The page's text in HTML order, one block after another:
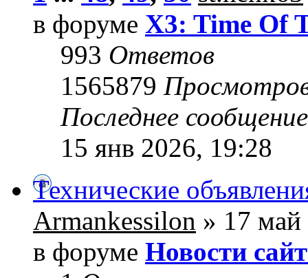
в форуме X3: Time Of
993 Ответов
1565879
Последнее
15 янв 2026, 19:28
Технические
Armankessilon » 17
в форуме Новости